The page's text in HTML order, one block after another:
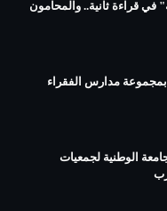
في قراءة ثانية.. والمحامون
مدارس الفقراء
الوطنية لجمعيات